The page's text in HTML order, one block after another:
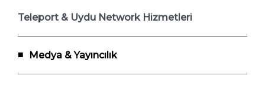
Teleport & Uydu Network Hizmetleri
Medya & Yayıncılık